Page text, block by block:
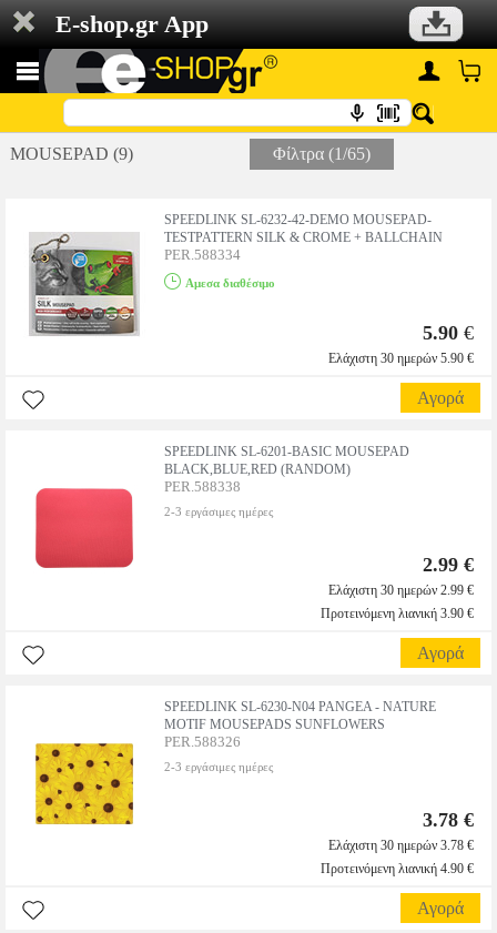
E-shop.gr App
MOUSEPAD (9) Φίλτρα (1/65)
SPEEDLINK SL-6232-42-DEMO MOUSEPAD-
TESTPATTERN SILK & CROME + BALLCHAIN
PER.588334
Αμεσα διαθέσιμο
5.90 €
Ελάχιστη 30 ημερών 5.90 €
Αγορά
SPEEDLINK SL-6201-BASIC MOUSEPAD
BLACK,BLUE,RED (RANDOM)
PER.588338
2-3 εργάσιμες ημέρες
2.99 €
Ελάχιστη 30 ημερών 2.99 €
Προτεινόμενη λιανική 3.90 €
Αγορά
SPEEDLINK SL-6230-N04 PANGEA - NATURE
MOTIF MOUSEPADS SUNFLOWERS
PER.588326
2-3 εργάσιμες ημέρες
3.78 €
Ελάχιστη 30 ημερών 3.78 €
Προτεινόμενη λιανική 4.90 €
Αγορά